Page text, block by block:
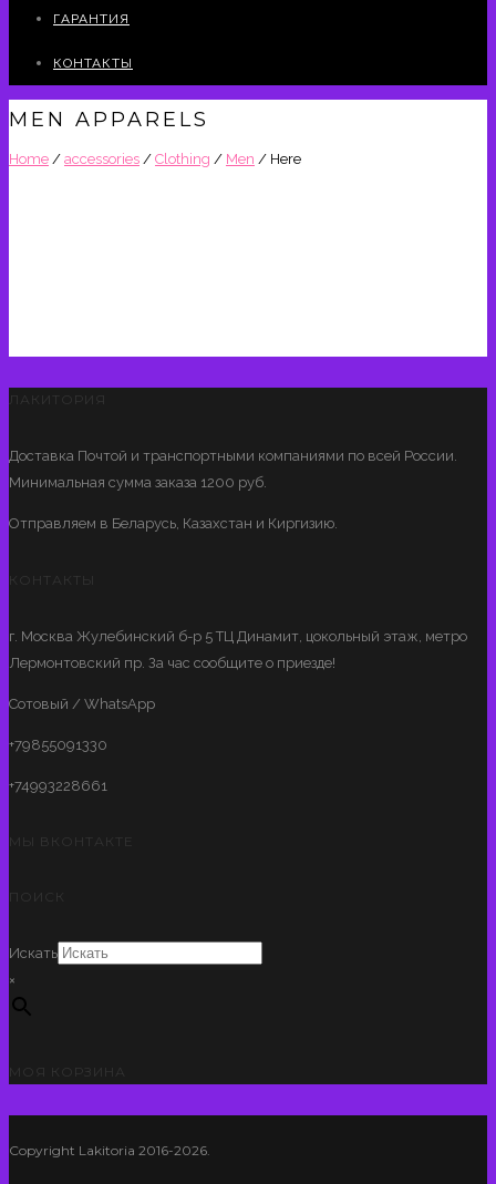
ГАРАНТИЯ
КОНТАКТЫ
MEN APPARELS
Home / accessories / Clothing / Men / Here
ЛАКИТОРИЯ
Доставка Почтой и транспортными компаниями по всей России.
Минимальная сумма заказа 1200 руб.
Отправляем в Беларусь, Казахстан и Киргизию.
КОНТАКТЫ
г. Москва Жулебинский б-р 5 ТЦ Динамит, цокольный этаж, метро
Лермонтовский пр. За час сообщите о приезде!
Сотовый / WhatsApp
+79855091330
+74993228661
МЫ ВКОНТАКТЕ
ПОИСК
Искать
×
МОЯ КОРЗИНА
Copyright Lakitoria 2016-2026.